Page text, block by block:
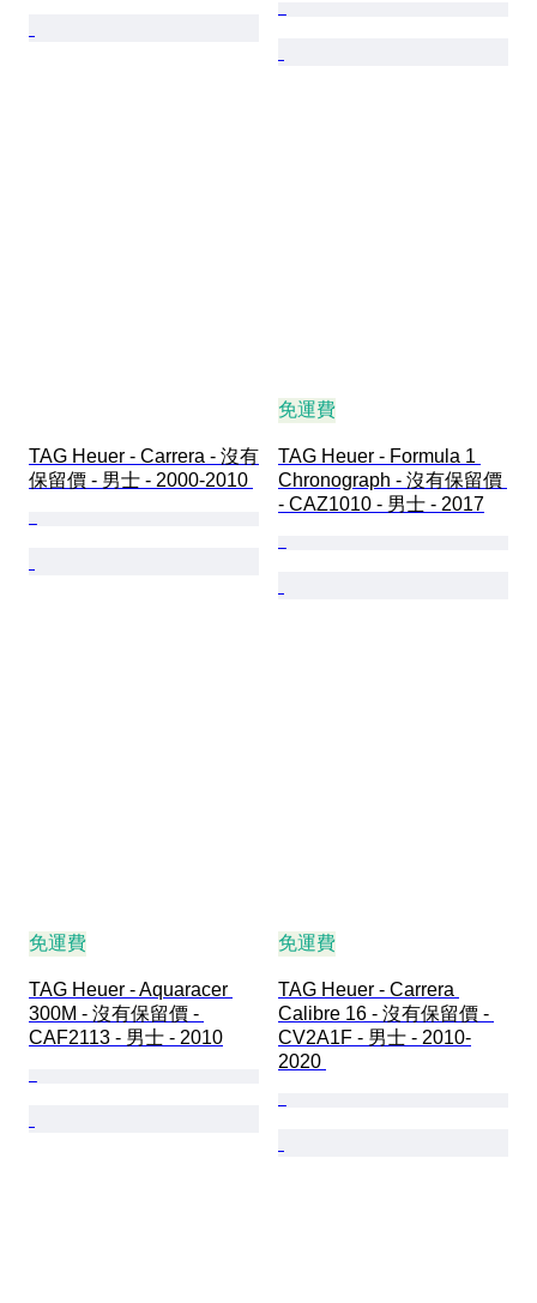
TAG Heuer - Carrera - 沒有
保留價 - 男士 - 2000-2010
免運費
TAG Heuer - Formula 1
Chronograph - 沒有保留價
- CAZ1010 - 男士 - 2017
免運費
TAG Heuer - Aquaracer
300M - 沒有保留價 -
CAF2113 - 男士 - 2010
免運費
TAG Heuer - Carrera
Calibre 16 - 沒有保留價 -
CV2A1F - 男士 - 2010-
2020